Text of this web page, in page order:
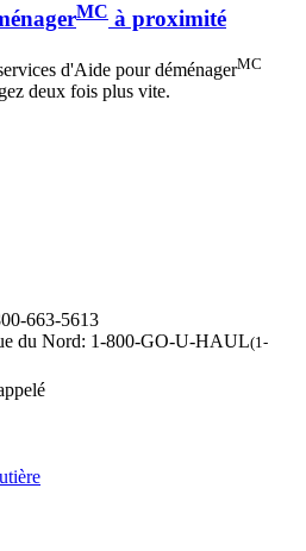
MC à proximité
d'Aide pour déménagerMC
deux fois plus vite.
663-5613
du Nord: 1-800-GO-U-HAUL(1-